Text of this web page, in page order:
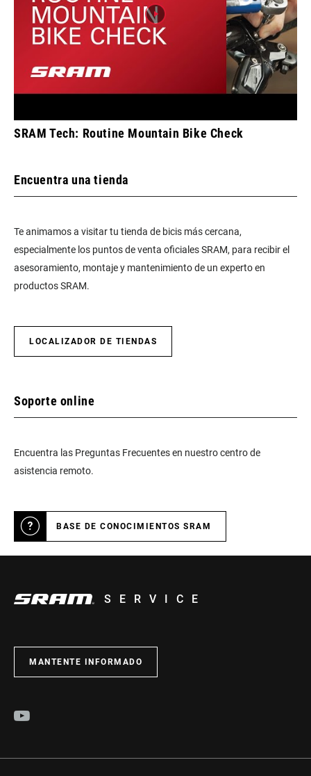
SRAM Tech: Routine Mountain Bike Check
Encuentra una tienda
Te animamos a visitar tu tienda de bicis más cercana,
especialmente los puntos de venta oficiales SRAM, para recibir el
asesoramiento, montaje y mantenimiento de un experto en
productos SRAM.
LOCALIZADOR DE TIENDAS
Soporte online
Encuentra las Preguntas Frecuentes en nuestro centro de
asistencia remoto.
BASE DE CONOCIMIENTOS SRAM
SERVICE
MANTENTE INFORMADO